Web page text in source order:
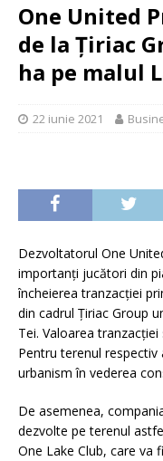
One United
de la Țiriac
ha pe malul
22 iunie 2021
Dezvoltatorul One
importanți jucători din
încheierea tranzacției
din cadrul Țiriac Group
Tei. Valoarea
Pentru terenul
urbanism în vederea
De asemenea,
dezvolte pe terenul
One Lake Club, care va